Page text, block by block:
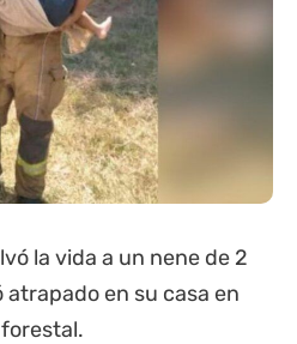
la vida a un nene de 2
atrapado en su casa en